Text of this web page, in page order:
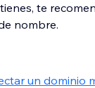
te
nombre.
un dominio